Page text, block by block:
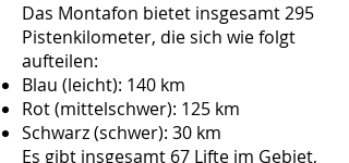
Das Montafon bietet insgesamt 295
Pistenkilometer, die sich wie folgt
aufteilen:
Blau (leicht): 140 km
Rot (mittelschwer): 125 km
Schwarz (schwer): 30 km
Es gibt insgesamt 67 Lifte im Gebiet,